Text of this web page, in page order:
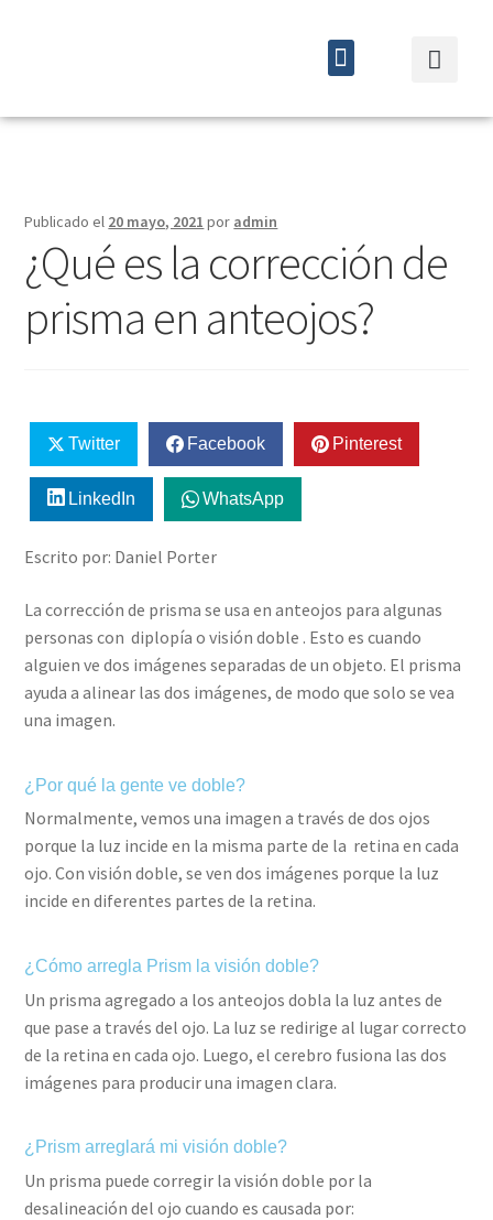
Publicado el 20 mayo, 2021 por admin
¿Qué es la corrección de
prisma en anteojos?
Twitter Facebook Pinterest
LinkedIn WhatsApp
Escrito por: Daniel Porter
La corrección de prisma se usa en anteojos para algunas
personas con diplopía o visión doble . Esto es cuando
alguien ve dos imágenes separadas de un objeto. El prisma
ayuda a alinear las dos imágenes, de modo que solo se vea
una imagen.
¿Por qué la gente ve doble?
Normalmente, vemos una imagen a través de dos ojos
porque la luz incide en la misma parte de la retina en cada
ojo. Con visión doble, se ven dos imágenes porque la luz
incide en diferentes partes de la retina.
¿Cómo arregla Prism la visión doble?
Un prisma agregado a los anteojos dobla la luz antes de
que pase a través del ojo. La luz se redirige al lugar correcto
de la retina en cada ojo. Luego, el cerebro fusiona las dos
imágenes para producir una imagen clara.
¿Prism arreglará mi visión doble?
Un prisma puede corregir la visión doble por la
desalineación del ojo cuando es causada por: